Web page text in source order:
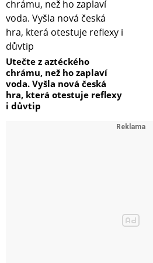
Utečte z aztéckého
chrámu, než ho zaplaví
voda. Vyšla nová česká
hra, která otestuje reflexy
i důvtip